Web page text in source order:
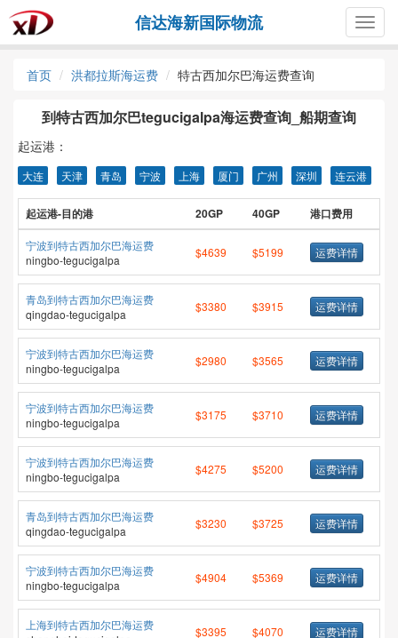
信达海新国际物流
首页 洪都拉斯海运费 特古西加尔巴海运费查询
到特古西加尔巴tegucigalpa海运费查询_船期查询
起运港：
大连 天津 青岛 宁波 上海 厦门 广州 深圳 连云港
起运港-目的港 20GP 40GP 港口费用
宁波到特古西加尔巴海运费
ningbo-tegucigalpa
$4639 $5199 运费详情
青岛到特古西加尔巴海运费
qingdao-tegucigalpa
$3380 $3915 运费详情
宁波到特古西加尔巴海运费
ningbo-tegucigalpa
$2980 $3565 运费详情
宁波到特古西加尔巴海运费
ningbo-tegucigalpa
$3175 $3710 运费详情
宁波到特古西加尔巴海运费
ningbo-tegucigalpa
$4275 $5200 运费详情
青岛到特古西加尔巴海运费
qingdao-tegucigalpa
$3230 $3725 运费详情
宁波到特古西加尔巴海运费
ningbo-tegucigalpa
$4904 $5369 运费详情
上海到特古西加尔巴海运费
$3395 $4070 运费详情